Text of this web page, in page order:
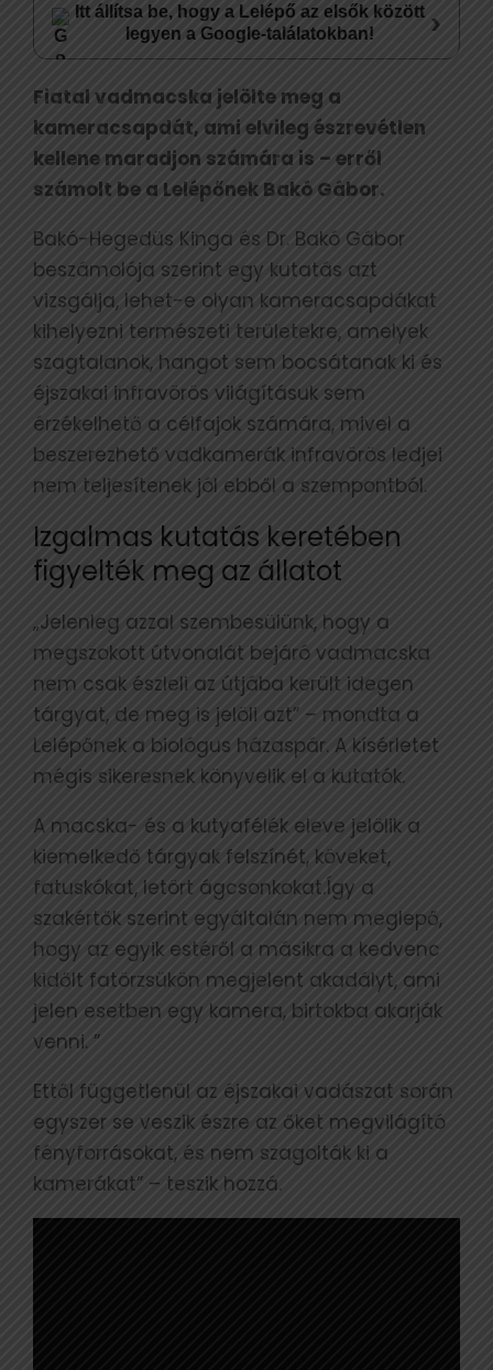
Itt állítsa be, hogy a Lelépő az elsők között
legyen a Google-találatokban!
›
Fiatal vadmacska jelölte meg a
kameracsapdát, ami elvileg észrevétlen
kellene maradjon számára is – erről
számolt be a Lelépőnek Bakó Gábor.
Bakó-Hegedüs Kinga és Dr. Bakó Gábor
beszámolója szerint egy kutatás azt
vizsgálja, lehet-e olyan kameracsapdákat
kihelyezni természeti területekre, amelyek
szagtalanok, hangot sem bocsátanak ki és
éjszakai infravörös világításuk sem
érzékelhető a célfajok számára, mivel a
beszerezhető vadkamerák infravörös ledjei
nem teljesítenek jól ebből a szempontból.
Izgalmas kutatás keretében
figyelték meg az állatot
„Jelenleg azzal szembesülünk, hogy a
megszokott útvonalát bejáró vadmacska
nem csak észleli az útjába került idegen
tárgyat, de meg is jelöli azt” – mondta a
Lelépőnek a biológus házaspár. A kísérletet
mégis sikeresnek könyvelik el a kutatók.
A macska- és a kutyafélék eleve jelölik a
kiemelkedő tárgyak felszínét, köveket,
fatuskókat, letört ágcsonkokat.Így a
szakértők szerint egyáltalán nem meglepő,
hogy az egyik estéről a másikra a kedvenc
kidőlt fatörzsükön megjelent akadályt, ami
jelen esetben egy kamera, birtokba akarják
venni. ”
Ettől függetlenül az éjszakai vadászat során
egyszer se veszik észre az őket megvilágító
fényforrásokat, és nem szagolták ki a
kamerákat” – teszik hozzá.